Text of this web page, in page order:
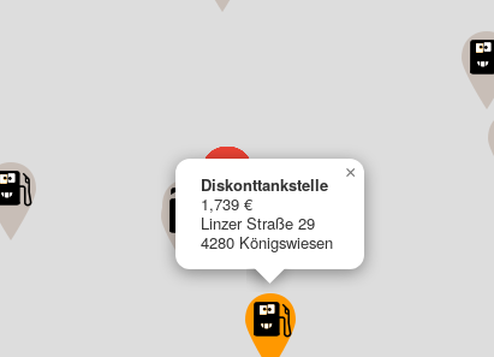
Diskonttankstelle
1,739 €
Linzer Straße 29
4280 Königswiesen
×